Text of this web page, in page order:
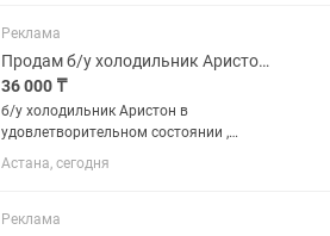
и надежный! Продукты не портит!
Реклама
Продам б/у холодильник Аристон а хорошем состоянии, подойдёт на дачу и пр.
36 000 ₸
б/у холодильник Аристон в
удовлетворительном состоянии ,
работает отлично
Астана, сегодня
Реклама